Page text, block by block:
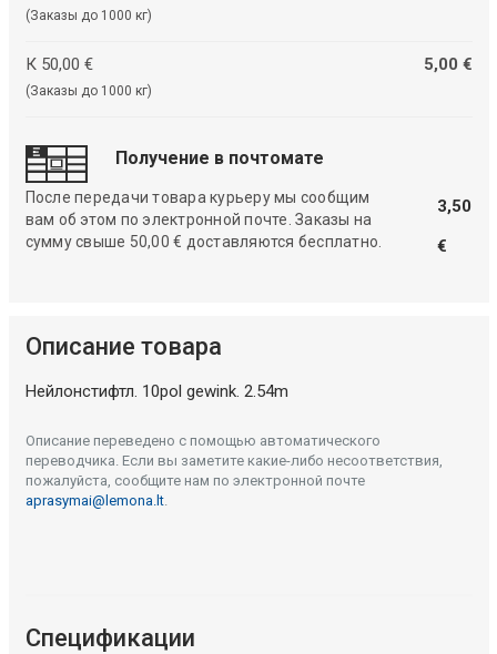
(Заказы до 1000 кг)
К 50,00 €
(Заказы до 1000 кг)
5,00 €
Получение в почтомате
После передачи товара курьеру мы сообщим
вам об этом по электронной почте. Заказы на
сумму свыше 50,00 € доставляются бесплатно.
3,50
€
Описание товара
Нейлонстифтл. 10pol gewink. 2.54m
Описание переведено с помощью автоматического
переводчика. Если вы заметите какие-либо несоответствия,
пожалуйста, сообщите нам по электронной почте
aprasymai@lemona.lt.
Спецификации